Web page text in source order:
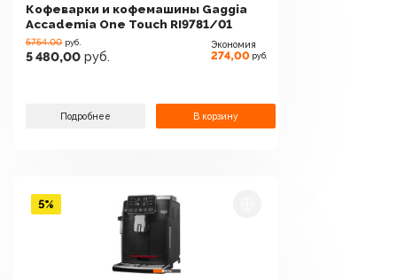
Кофеварки и кофемашины Gaggia
Accademia One Touch RI9781/01
5754.00 руб.
5 480,00 руб.
Экономия
274,00 руб.
Подробнее В корзину
5%